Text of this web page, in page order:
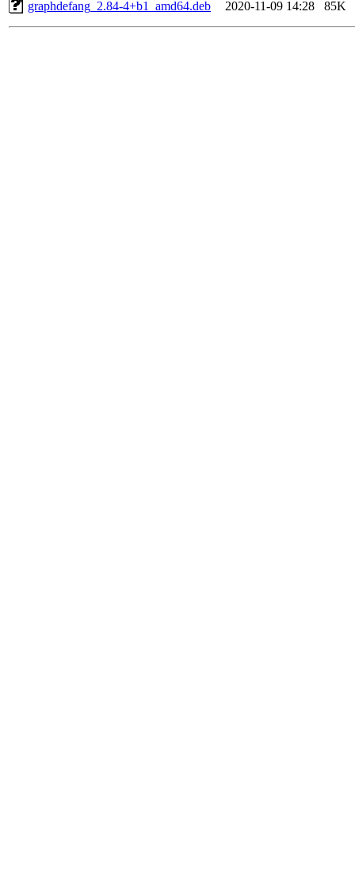
graphdefang_2.84-4+b1_amd64.deb 2020-11-09 14:28 85K